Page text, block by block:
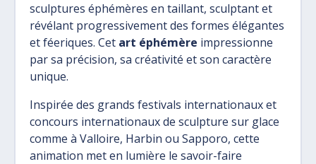
sculptures éphémères en taillant, sculptant et
révélant progressivement des formes élégantes
et féeriques. Cet art éphémère impressionne
par sa précision, sa créativité et son caractère
unique.
Inspirée des grands festivals internationaux et
concours internationaux de sculpture sur glace
comme à Valloire, Harbin ou Sapporo, cette
animation met en lumière le savoir-faire